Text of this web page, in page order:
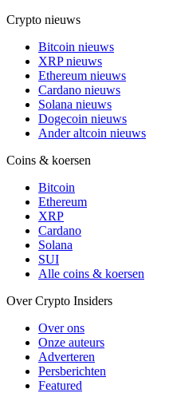
Crypto nieuws
Bitcoin nieuws
XRP nieuws
Ethereum nieuws
Cardano nieuws
Solana nieuws
Dogecoin nieuws
Ander altcoin nieuws
Coins & koersen
Bitcoin
Ethereum
XRP
Cardano
Solana
SUI
Alle coins & koersen
Over Crypto Insiders
Over ons
Onze auteurs
Adverteren
Persberichten
Featured